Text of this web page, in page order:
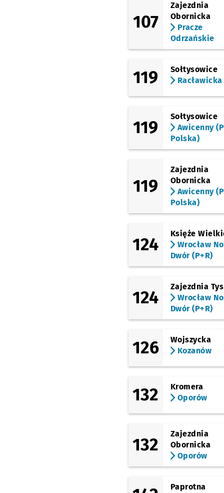
(Stalowa)
Grochowa
(Grabiszyńska)
Stalowa
(Grabiszyńska)
Pl. Srebrny
Bzowa (Centrum
(Grabiszyńska)
Hutmen
(Klecińska)
(Klecińska)
ROD Oświata NŻ
(Klecińska)
Wrocławski Park
(Klecińska)
Szkocka
Nowodworska
Strzegomska
(Krzyżówka)
(TAT)
(TAT)
Rogowska (Ogrody
Budziszyńska
Zemska
Park Tysiąclecia -
Rolkowisko/Lodowisko
Sprawdź
Park Tysiąclecia -
Czas przejazdu
7'
Wrocław Nowy Dwór
(P+R)
107
Zajezdnia
Obornicka
Pracze
Odrzańskie
119
Sołtysowice
Racławicka
119
Sołtysowice
Awicenny
Polska)
119
Zajezdnia
Obornicka
Awicenny
Polska)
124
Księże
Wrocław
Dwór (P+R)
124
Zajezdnia
Wrocław
Dwór (P+R)
126
Wojszycka
Kozanów
132
Kromera
Oporów
132
Zajezdnia
Obornicka
Oporów
Paprotna